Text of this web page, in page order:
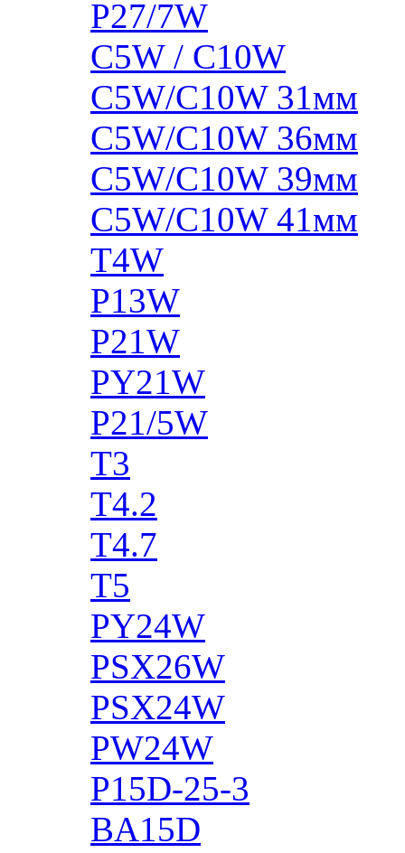
P27/7W
C5W / C10W
C5W/C10W 31мм
C5W/C10W 36мм
C5W/C10W 39мм
C5W/C10W 41мм
T4W
P13W
P21W
PY21W
P21/5W
T3
T4.2
T4.7
T5
PY24W
PSX26W
PSX24W
PW24W
P15D-25-3
BA15D